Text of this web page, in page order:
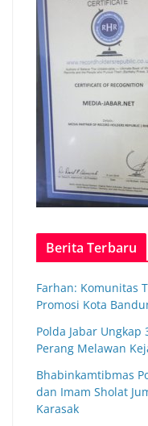
Berita Terbaru
Farhan: Komunitas
Promosi Kota
Polda Jabar Ungkap
Perang Melawan
Bhabinkamtibmas
dan Imam Sholat
Karasak